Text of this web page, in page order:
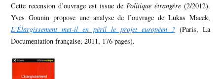
Cette recension d’ouvrage est issue de Politique étrangère(2/2012).
Yves Gounin propose une analyse de l’ouvrage de Lukas Macek,
L’Élargissement met-il en péril le projet européen ?(Paris, La
Documentation française, 2011, 176 pages).